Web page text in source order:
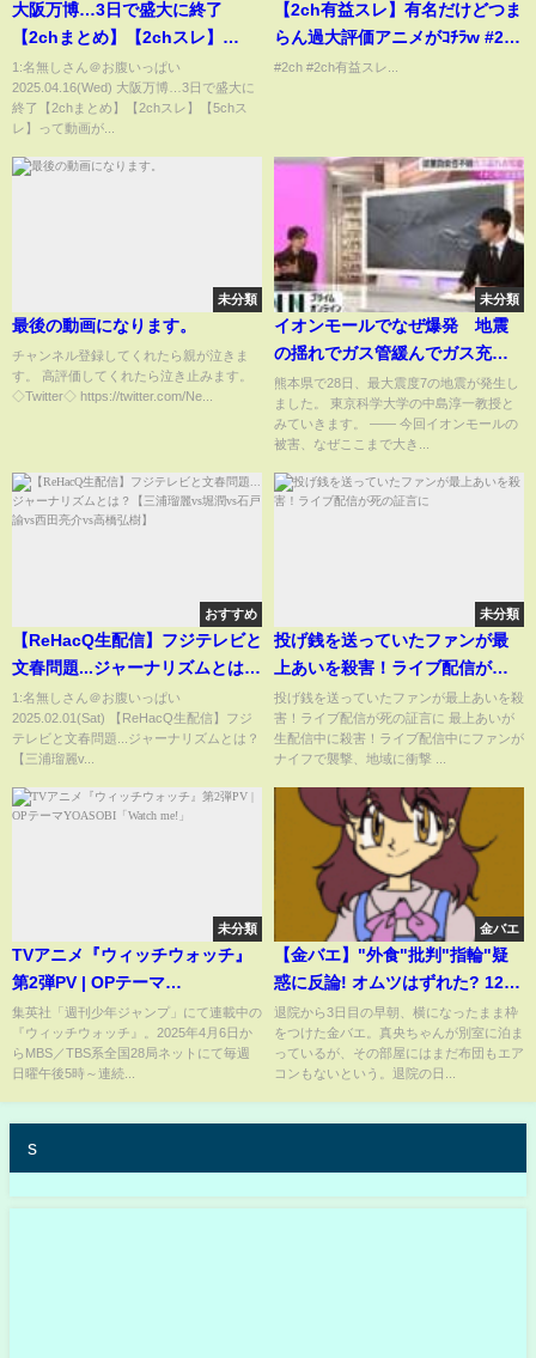
大阪万博…3日で盛大に終了
【2chまとめ】【2chスレ】
【5chスレ】
1:名無しさん＠お腹いっぱい
2025.04.16(Wed) 大阪万博…3日で盛大に
終了【2chまとめ】【2chスレ】【5chス
レ】って動画が...
【2ch有益スレ】有名だけどつま
らん過大評価アニメがｺﾁﾗw #2ch
有益スレ #shorts vol.611
#2ch #2ch有益スレ...
未分類
最後の動画になります。
チャンネル登録してくれたら親が泣きま
す。 高評価してくれたら泣き止みます。
◇Twitter◇ https://twitter.com/Ne...
未分類
イオンモールでなぜ爆発 地震
の揺れでガス管緩んでガス充満
した可能性も【熊本地震】
（2026年07月29日）
熊本県で28日、最大震度7の地震が発生し
ました。 東京科学大学の中島淳一教授と
みていきます。 ―― 今回イオンモールの
被害、なぜここまで大き...
おすすめ
【ReHacQ生配信】フジテレビと
文春問題...ジャーナリズムとは？
【三浦瑠麗vs堀潤vs石戸諭vs西
田亮介vs高橋弘樹】
1:名無しさん＠お腹いっぱい
2025.02.01(Sat) 【ReHacQ生配信】フジ
テレビと文春問題...ジャーナリズムとは？
【三浦瑠麗v...
未分類
投げ銭を送っていたファンが最
上あいを殺害！ライブ配信が死
の証言に
投げ銭を送っていたファンが最上あいを殺
害！ライブ配信が死の証言に 最上あいが
生配信中に殺害！ライブ配信中にファンが
ナイフで襲撃、地域に衝撃 ...
未分類
TVアニメ『ウィッチウォッチ』
第2弾PV | OPテーマ
YOASOBI「Watch me!」
集英社「週刊少年ジャンプ」にて連載中の
『ウィッチウォッチ』。2025年4月6日か
らMBS／TBS系全国28局ネットにて毎週
日曜午後5時～連続...
金バエ
【金バエ】"外食"批判"指輪"疑
惑に反論! オムツはずれた? 12月
21日～22日
退院から3日目の早朝、横になったまま枠
をつけた金バエ。真央ちゃんが別室に泊ま
っているが、その部屋にはまだ布団もエア
コンもないという。退院の日...
s